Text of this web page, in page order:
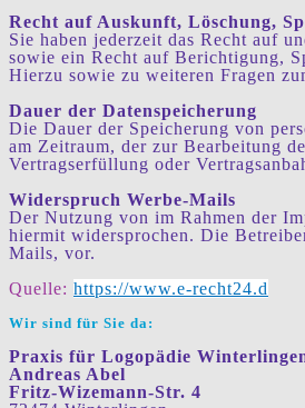
Recht auf Auskunft, Löschung,
Sie haben jederzeit das Recht auf
sowie ein Recht auf Berichtigung,
Hierzu sowie zu weiteren Fragen
Dauer der Datenspeicherung
Die Dauer der Speicherung von
am Zeitraum, der zur Bearbeitung
Vertragserfüllung oder
Widerspruch Werbe-Mails
Der Nutzung von im Rahmen der
hiermit widersprochen. Die
Mails, vor.
Quelle: https://www.e-recht24.d
Wir sind für Sie da:
Praxis für Logopädie
Andreas Abel
Fritz-Wizemann-Str. 4